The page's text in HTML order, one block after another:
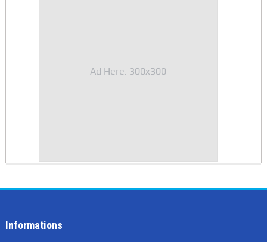
Ad Here: 300x300
Informations